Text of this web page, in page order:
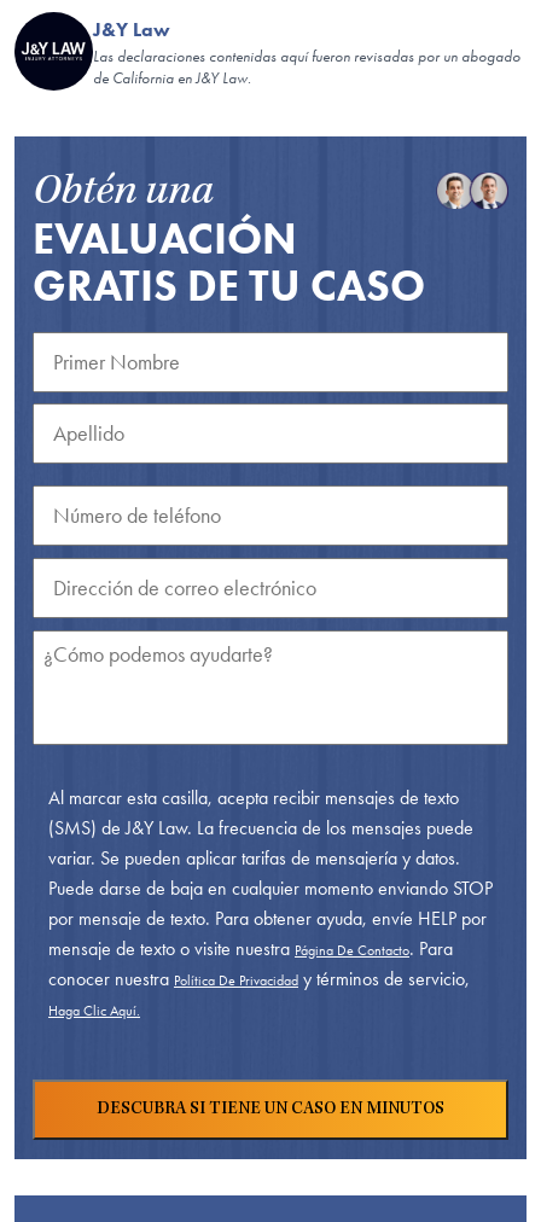
J&Y Law
Las declaraciones contenidas aquí fueron revisadas por un abogado
de California en J&Y Law.
Obtén una
EVALUACIÓN
GRATIS DE TU CASO
Al marcar esta casilla, acepta recibir mensajes de texto
(SMS) de J&Y Law. La frecuencia de los mensajes puede
variar. Se pueden aplicar tarifas de mensajería y datos.
Puede darse de baja en cualquier momento enviando STOP
por mensaje de texto. Para obtener ayuda, envíe HELP por
mensaje de texto o visite nuestra Página De Contacto. Para
conocer nuestra Política De Privacidad y términos de servicio,
Haga Clic Aquí.